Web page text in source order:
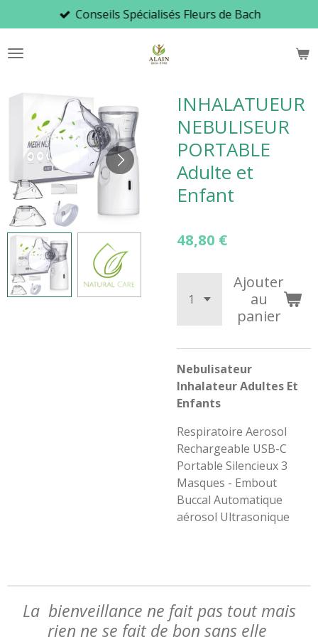
au
contenu
Conseils Spécialisés Fleurs de Bach
INHALATUEUR
NEBULISEUR
PORTABLE
Adulte et
Enfant
48,80 €
Ajouter
au
panier
Nebulisateur
Inhalateur Adultes Et
Enfants
Respiratoire Aerosol
Rechargeable USB-C
Portable Silencieux 3
Masques - Embout
Buccal Automatique
aérosol Ultrasonique
La bienveillance ne fait pas tout mais
rien ne se fait de bon sans elle